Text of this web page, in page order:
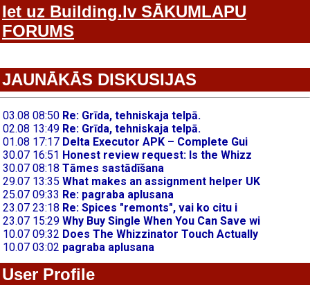
Iet uz Building.lv SĀKUMLAPU
FORUMS
JAUNĀKĀS DISKUSIJAS
User Profile